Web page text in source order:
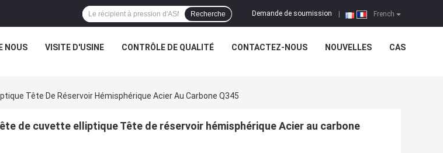
French
Demande de soumission
Recherche
NOUS VISITE D'USINE CONTRÔLE DE QUALITÉ CONTACTEZ-NOUS NOUVELLES CAS
Tête De Réservoir Hémisphérique Acier Au Carbone Q345
de cuvette elliptique Tête de réservoir hémisphérique Acier au carbone